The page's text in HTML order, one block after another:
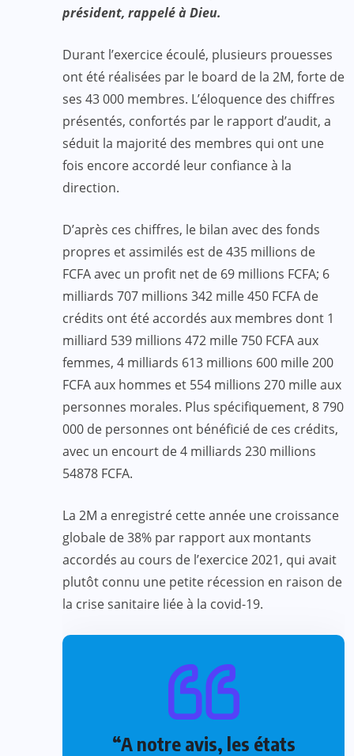
président, rappelé à Dieu.
Durant l’exercice écoulé, plusieurs prouesses
ont été réalisées par le board de la 2M, forte de
ses 43 000 membres. L’éloquence des chiffres
présentés, confortés par le rapport d’audit, a
séduit la majorité des membres qui ont une
fois encore accordé leur confiance à la
direction.
D’après ces chiffres, le bilan avec des fonds
propres et assimilés est de 435 millions de
FCFA avec un profit net de 69 millions FCFA; 6
milliards 707 millions 342 mille 450 FCFA de
crédits ont été accordés aux membres dont 1
milliard 539 millions 472 mille 750 FCFA aux
femmes, 4 milliards 613 millions 600 mille 200
FCFA aux hommes et 554 millions 270 mille aux
personnes morales. Plus spécifiquement, 8 790
000 de personnes ont bénéficié de ces crédits,
avec un encourt de 4 milliards 230 millions
54878 FCFA.
La 2M a enregistré cette année une croissance
globale de 38% par rapport aux montants
accordés au cours de l’exercice 2021, qui avait
plutôt connu une petite récession en raison de
la crise sanitaire liée à la covid-19.
“A notre avis, les états